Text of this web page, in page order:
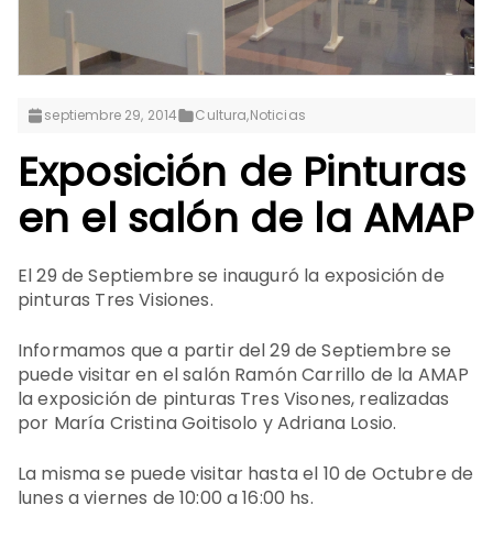
septiembre 29, 2014 Cultura,Noticias
Exposición de Pinturas
en el salón de la AMAP
El 29 de Septiembre se inauguró la exposición de
pinturas Tres Visiones.
Informamos que a partir del 29 de Septiembre se
puede visitar en el salón Ramón Carrillo de la AMAP
la exposición de pinturas Tres Visones, realizadas
por María Cristina Goitisolo y Adriana Losio.
La misma se puede visitar hasta el 10 de Octubre de
lunes a viernes de 10:00 a 16:00 hs.